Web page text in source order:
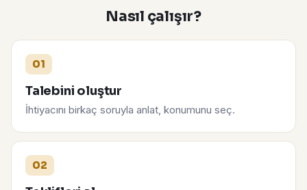
Nasıl çalışır?
01
Talebini oluştur
İhtiyacını birkaç soruyla anlat, konumunu seç.
02